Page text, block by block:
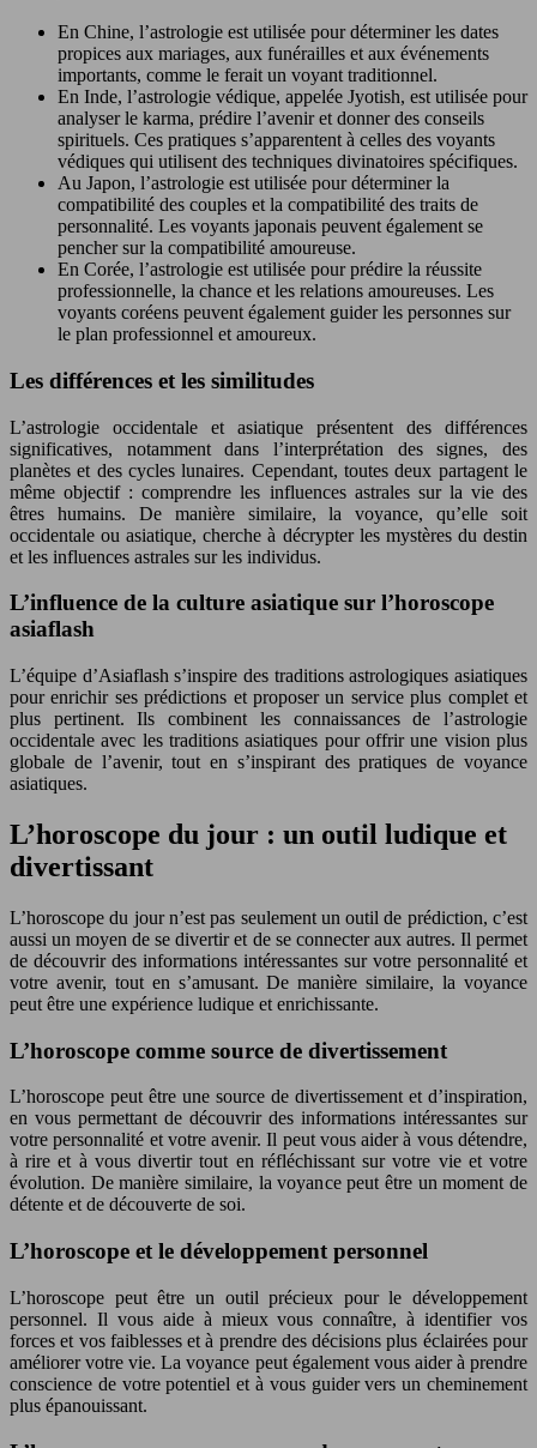
En Chine, l’astrologie est utilisée pour déterminer les dates
propices aux mariages, aux funérailles et aux événements
importants, comme le ferait un voyant traditionnel.
En Inde, l’astrologie védique, appelée Jyotish, est utilisée pour
analyser le karma, prédire l’avenir et donner des conseils
spirituels. Ces pratiques s’apparentent à celles des voyants
védiques qui utilisent des techniques divinatoires spécifiques.
Au Japon, l’astrologie est utilisée pour déterminer la
compatibilité des couples et la compatibilité des traits de
personnalité. Les voyants japonais peuvent également se
pencher sur la compatibilité amoureuse.
En Corée, l’astrologie est utilisée pour prédire la réussite
professionnelle, la chance et les relations amoureuses. Les
voyants coréens peuvent également guider les personnes sur
le plan professionnel et amoureux.
Les différences et les similitudes
L’astrologie occidentale et asiatique présentent des différences
significatives, notamment dans l’interprétation des signes, des
planètes et des cycles lunaires. Cependant, toutes deux partagent le
même objectif : comprendre les influences astrales sur la vie des
êtres humains. De manière similaire, la voyance, qu’elle soit
occidentale ou asiatique, cherche à décrypter les mystères du destin
et les influences astrales sur les individus.
L’influence de la culture asiatique sur l’horoscope
asiaflash
L’équipe d’Asiaflash s’inspire des traditions astrologiques asiatiques
pour enrichir ses prédictions et proposer un service plus complet et
plus pertinent. Ils combinent les connaissances de l’astrologie
occidentale avec les traditions asiatiques pour offrir une vision plus
globale de l’avenir, tout en s’inspirant des pratiques de voyance
asiatiques.
L’horoscope du jour : un outil ludique et
divertissant
L’horoscope du jour n’est pas seulement un outil de prédiction, c’est
aussi un moyen de se divertir et de se connecter aux autres. Il permet
de découvrir des informations intéressantes sur votre personnalité et
votre avenir, tout en s’amusant. De manière similaire, la voyance
peut être une expérience ludique et enrichissante.
L’horoscope comme source de divertissement
L’horoscope peut être une source de divertissement et d’inspiration,
en vous permettant de découvrir des informations intéressantes sur
votre personnalité et votre avenir. Il peut vous aider à vous détendre,
à rire et à vous divertir tout en réfléchissant sur votre vie et votre
évolution. De manière similaire, la voyance peut être un moment de
détente et de découverte de soi.
L’horoscope et le développement personnel
L’horoscope peut être un outil précieux pour le développement
personnel. Il vous aide à mieux vous connaître, à identifier vos
forces et vos faiblesses et à prendre des décisions plus éclairées pour
améliorer votre vie. La voyance peut également vous aider à prendre
conscience de votre potentiel et à vous guider vers un cheminement
plus épanouissant.